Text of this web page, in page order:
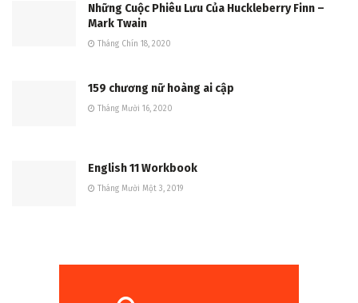
Những Cuộc Phiêu Lưu Của Huckleberry Finn –
Mark Twain
Tháng Chín 18, 2020
159 chương nữ hoàng ai cập
Tháng Mười 16, 2020
English 11 Workbook
Tháng Mười Một 3, 2019